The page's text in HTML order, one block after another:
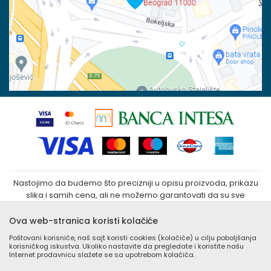
Matični broj:
07790937
Povraćaj sredstava
Zamena veličine i zamena artikla za drugi
Kako kupiti
Nastojimo da budemo što precizniji u opisu proizvoda, prikazu
slika i samih cena, ali ne možemo garantovati da su sve
su deo naše ponude i ne podrazumeva da su dostupni u
besplatnim pozivom Call Centra na +381 (0) 11 405 9007 / +381
(0) 11 405 9008
Ova web-stranica koristi kolačiće
Poštovani korisniče, naš sajt koristi cookies (kolačiće) u cilju poboljšanja
korisničkog iskustva. Ukoliko nastavite da pregledate i koristite našu
Internet prodavnicu slažete se sa upotrebom kolačića.